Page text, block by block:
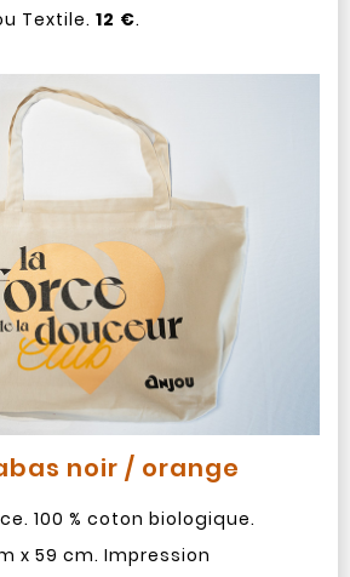
Textile. 12 €.
noir / orange
100 % coton biologique.
x 59 cm. Impression